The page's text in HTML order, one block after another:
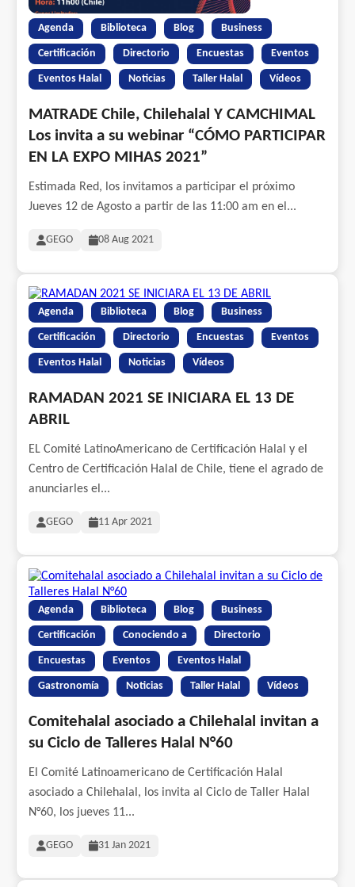
Agenda Biblioteca Blog Business
Certificación Directorio Encuestas Eventos
Eventos Halal Noticias Taller Halal Vídeos
MATRADE Chile, Chilehalal Y CAMCHIMAL
Los invita a su webinar “CÓMO PARTICIPAR
EN LA EXPO MIHAS 2021”
Estimada Red, los invitamos a participar el próximo
Jueves 12 de Agosto a partir de las 11:00 am en el...
GEGO 08 Aug 2021
Agenda Biblioteca Blog Business
Certificación Directorio Encuestas Eventos
Eventos Halal Noticias Vídeos
RAMADAN 2021 SE INICIARA EL 13 DE
ABRIL
EL Comité LatinoAmericano de Certificación Halal y el
Centro de Certificación Halal de Chile, tiene el agrado de
anunciarles el...
GEGO 11 Apr 2021
Agenda Biblioteca Blog Business
Certificación Conociendo a Directorio
Encuestas Eventos Eventos Halal
Gastronomía Noticias Taller Halal Vídeos
Comitehalal asociado a Chilehalal invitan a
su Ciclo de Talleres Halal N°60
El Comité Latinoamericano de Certificación Halal
asociado a Chilehalal, los invita al Ciclo de Taller Halal
N°60, los jueves 11...
GEGO 31 Jan 2021